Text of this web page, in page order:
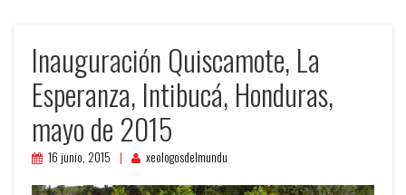
Inauguración Quiscamote, La
Esperanza, Intibucá, Honduras,
mayo de 2015
16 junio, 2015 xeologosdelmundu